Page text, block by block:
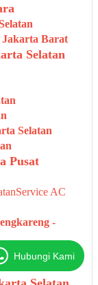
Jakarta Barat
Selatan
Selatan
Pusat
Service AC
-
-
Hubungi Kami